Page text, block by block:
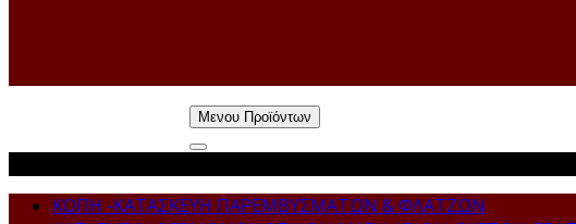
Μενου Προϊόντων
ΚΟΠΗ -ΚΑΤΑΣΚΕΥΗ ΠΑΡΕΜΒΥΣΜΑΤΩΝ & ΦΛΑΤΖΩΝ